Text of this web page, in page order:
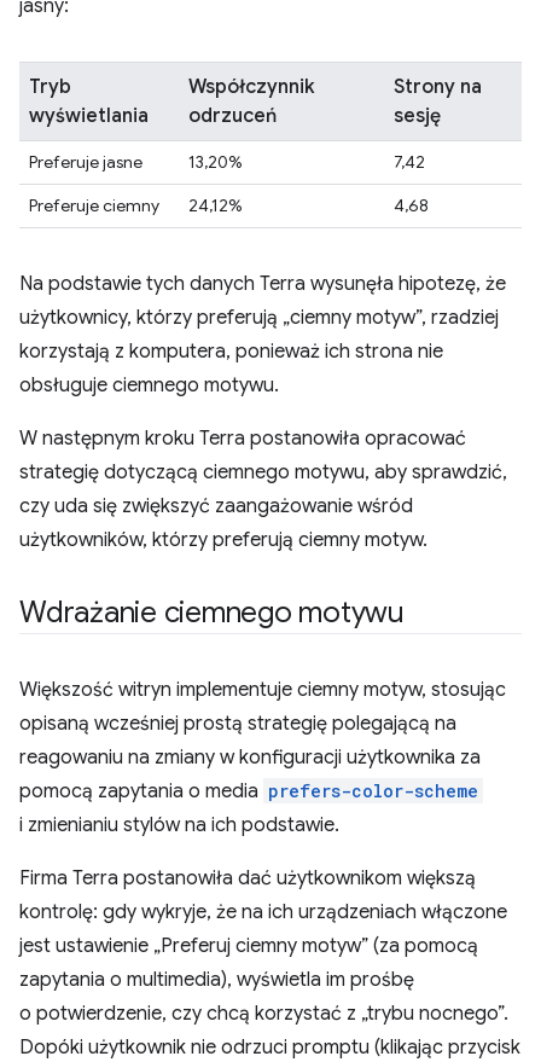
jasny:
Tryb
wyświetlania
Współczynnik
odrzuceń
Strony na
sesję
Preferuje jasne 13,20%
7,42
Preferuje ciemny
24,12% 4,68
Na podstawie tych danych Terra wysunęła hipotezę, że
użytkownicy, którzy preferują „ciemny motyw”, rzadziej
korzystają z komputera, ponieważ ich strona nie
obsługuje ciemnego motywu.
W następnym kroku Terra postanowiła opracować
strategię dotyczącą ciemnego motywu, aby sprawdzić,
czy uda się zwiększyć zaangażowanie wśród
użytkowników, którzy preferują ciemny motyw.
Wdrażanie ciemnego motywu
Większość witryn implementuje ciemny motyw, stosując
opisaną wcześniej prostą strategię polegającą na
reagowaniu na zmiany w konfiguracji użytkownika za
pomocą zapytania o media prefers-color-scheme
i zmienianiu stylów na ich podstawie.
Firma Terra postanowiła dać użytkownikom większą
kontrolę: gdy wykryje, że na ich urządzeniach włączone
jest ustawienie „Preferuj ciemny motyw” (za pomocą
zapytania o multimedia), wyświetla im prośbę
o potwierdzenie, czy chcą korzystać z „trybu nocnego”.
Dopóki użytkownik nie odrzuci promptu (klikając przycisk